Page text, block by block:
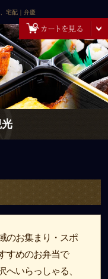
宅配｜弁慶
のお集まり・スポ
すめのお弁当で
へいらっしゃる、